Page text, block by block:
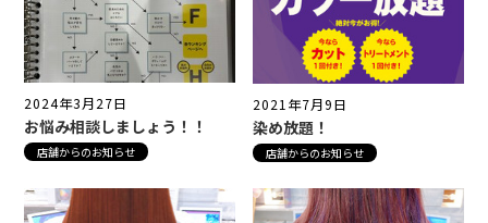
2024年3月27日
お悩み相談しましょう！！
店舗からのお知らせ
2021年7月9日
染め放題！
店舗からのお知らせ